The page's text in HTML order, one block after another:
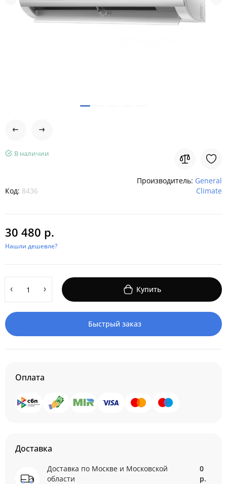
В наличии
Код: 8436
Производитель: General
Climate
30 480 р.
Нашли дешевле?
Купить
Быстрый заказ
Оплата
Доставка
Доставка по Москве и Московской
области
0
р.